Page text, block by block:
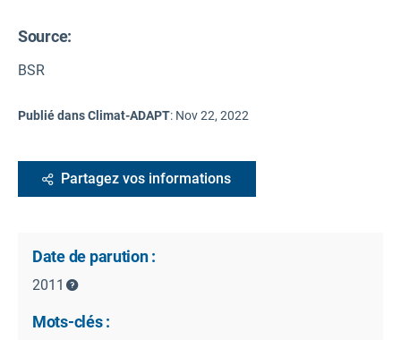
Source:
BSR
Publié dans Climat-ADAPT: Nov 22, 2022
Partagez vos informations
Date de parution :
2011
Mots-clés :